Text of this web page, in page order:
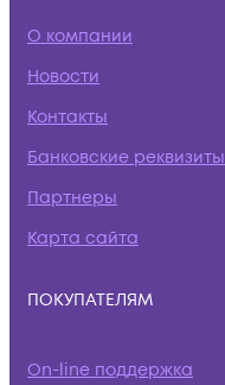
О компании
Новости
Контакты
Банковские реквизиты
Партнеры
Карта сайта
ПОКУПАТЕЛЯМ
On-line поддержка